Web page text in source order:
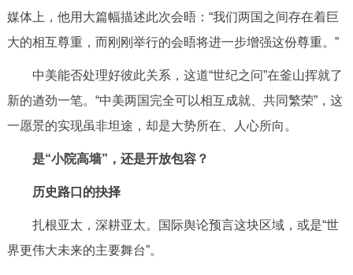
媒体上，他用大篇幅描述此次会晤：“我们两国之间存在着巨
大的相互尊重，而刚刚举行的会晤将进一步增强这份尊重。”
中美能否处理好彼此关系，这道“世纪之问”在釜山挥就了
新的遒劲一笔。“中美两国完全可以相互成就、共同繁荣”，这
一愿景的实现虽非坦途，却是大势所在、人心所向。
是“小院高墙”，还是开放包容？
历史路口的抉择
扎根亚太，深耕亚太。国际舆论预言这块区域，或是“世
界更伟大未来的主要舞台”。